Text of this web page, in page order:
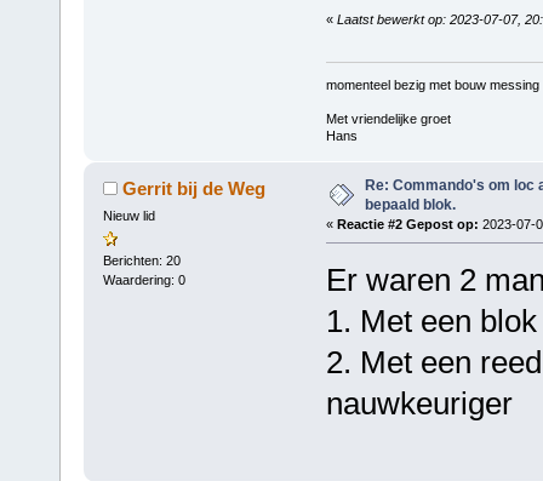
« Laatst bewerkt op: 2023-07-07,
momenteel bezig met bouw
Met vriendelijke groet
Hans
Gerrit bij de Weg
Nieuw lid
Berichten: 20
Waardering: 0
Re: Commando's om loc
bepaald blok.
« Reactie #2 Gepost op: 2023-07-
Er waren 2
1. Met een blok
2. Met een
nauwkeuriger